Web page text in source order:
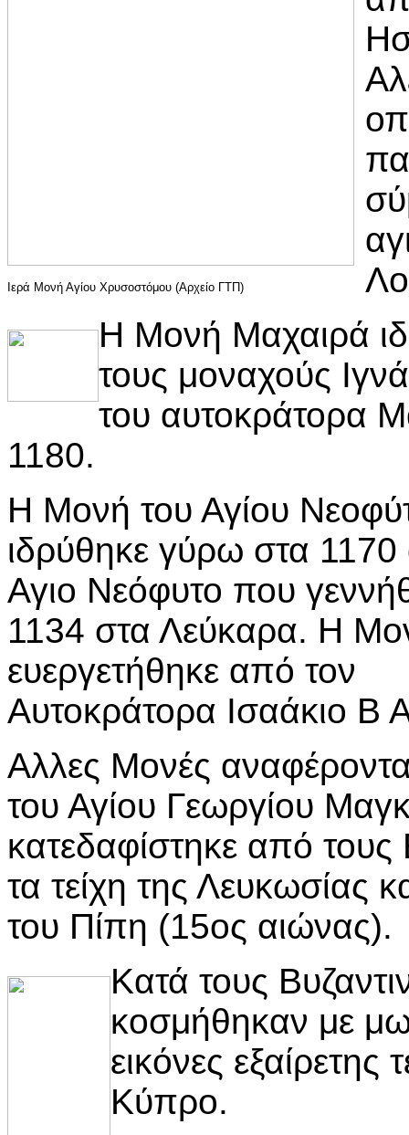
Ιερά Μονή Αγίου Χρυσοστόμου (Αρχείο ΓΤΠ)
Η Μονή Μαχαιρά
τους μοναχούς
του αυτοκράτορα
1180.
Η Μονή του Αγίου
ιδρύθηκε γύρω στα
Αγιο Νεόφυτο που
1134 στα Λεύκαρα. Η
ευεργετήθηκε από τον
Αυτοκράτορα Ισαάκιο Β
Αλλες Μονές
του Αγίου Γεωργίου
κατεδαφίστηκε από τους
τα τείχη της Λευκωσίας
του Πίπη (15ος αιώνας).
Κατά τους
κοσμήθηκαν με
εικόνες
Κύπρο.